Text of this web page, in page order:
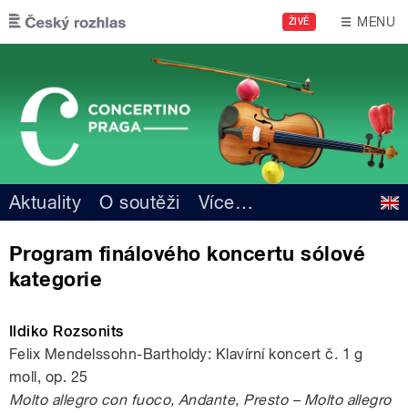
Přejít k hlavnímu obsahu
ŽIVĚ MENU
Aktuality O soutěži Více…
Program finálového koncertu sólové
kategorie
Ildiko Rozsonits
Felix Mendelssohn-Bartholdy: Klavírní koncert č. 1 g
moll, op. 25
Molto allegro con fuoco, Andante, Presto – Molto allegro